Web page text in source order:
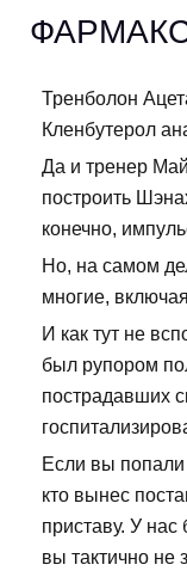
Тренболон
Кленбутерол
Да и тренер
построить
конечно,
Но, на самом
многие,
И как тут не
был рупором
пострадавших
Если вы попали
кто вынес
приставу. У
вы тактично не